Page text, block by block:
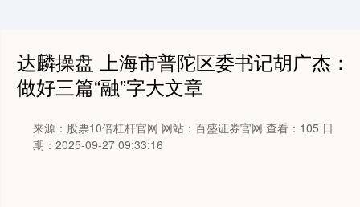
达麟操盘 上海市普陀区委书记胡广杰：
做好三篇“融”字大文章
来源：股票10倍杠杆官网 网站：百盛证券官网 查看：105 日
期：2025-09-27 09:33:16